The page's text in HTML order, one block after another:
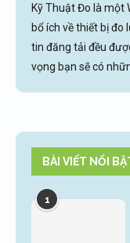
Kỹ Thuật Đo là một
bổ ích về thiết bị đo
tin đăng tải đều
vọng bạn sẽ có
BÀI VIẾT NỔI
1